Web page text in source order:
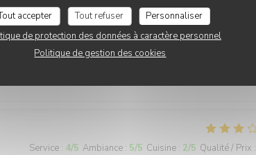
accepter Tout refuser
Personnaliser
de protection des données à caractère personnel
Politique de gestion des cookies
Service : 5/5 Ambiance:4 /5 Cuisine Qualité / Prix
Service : 4/5 Ambiance : 5/5 Cuisine : 2/5 Qualité / Prix :